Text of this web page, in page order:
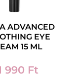
ADVANCED
EYE
15 ML
990 Ft